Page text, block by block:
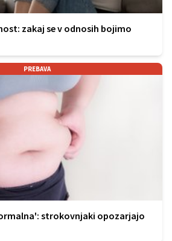
zakaj se v odnosih bojimo
PREBAVA
strokovnjaki opozarjajo